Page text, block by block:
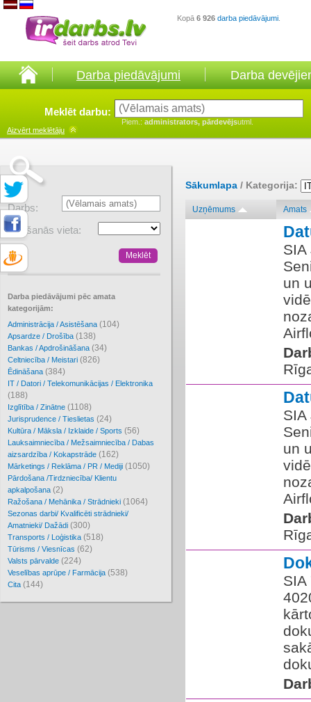
Kopā 6 926 darba piedāvājumi
Darba piedāvājumi Darba
Meklēt darbu:
Piem.: administrators, pārdevējsutml.
Aizvērt meklētāju
Darbs:
Atrašanās vieta:
Darba piedāvājumi pēc amata
kategorijām:
Administrācija / Asistēšana (104)
Apsardze / Drošība (138)
Bankas / Apdrošināšana (34)
Celtniecība / Meistari (826)
Ēdināšana (384)
IT / Datori / Telekomunikācijas / Elektronika
(188)
Izglītība / Zinātne (1108)
Jurisprudence / Tieslietas (24)
Kultūra / Māksla / Izklaide / Sports (56)
Lauksaimniecība / Mežsaimniecība / Dabas
aizsardzība / Kokapstrāde (162)
Mārketings / Reklāma / PR / Mediji (1050)
Pārdošana /Tirdzniecība/ Klientu
apkalpošana (2)
Ražošana / Mehānika / Strādnieki (1064)
Sezonas darbi/ Kvalificēti strādnieki/
Amatnieki/ Dažādi (300)
Transports / Loģistika (518)
Tūrisms / Viesnīcas (62)
Valsts pārvalde (224)
Veselības aprūpe / Farmācija (538)
Cita (144)
Sākumlapa / Kategorija:
Uzņēmums Amats
SIA
un
SIA
un
SIA